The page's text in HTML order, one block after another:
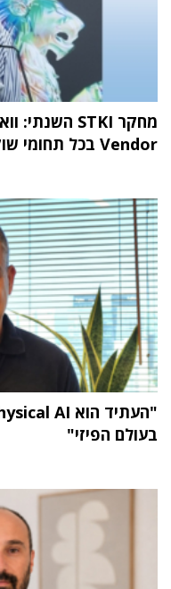
Vendor בכל תחומי שוק ה-IT
בעולם הפיזי"